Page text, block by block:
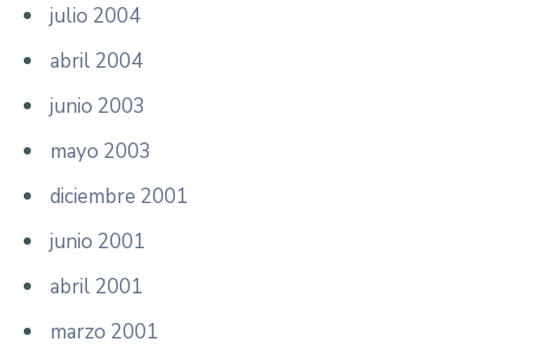
julio 2004
abril 2004
junio 2003
mayo 2003
diciembre 2001
junio 2001
abril 2001
marzo 2001